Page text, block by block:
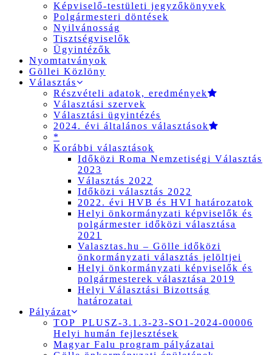
Képviselő-testületi jegyzőkönyvek
Polgármesteri döntések
Nyilvánosság
Tisztségviselők
Ügyintézők
Nyomtatványok
Göllei Közlöny
Választás
Részvételi adatok, eredmények
Választási szervek
Választási ügyintézés
2024. évi általános választások
*
Korábbi választások
Időközi Roma Nemzetiségi Választás
2023
Választás 2022
Időközi választás 2022
2022. évi HVB és HVI határozatok
Helyi önkormányzati képviselők és
polgármester időközi választása
2021
Valasztas.hu – Gölle időközi
önkormányzati választás jelöltjei
Helyi önkormányzati képviselők és
polgármesterek választása 2019
Helyi Választási Bizottság
határozatai
Pályázat
TOP_PLUSZ-3.1.3-23-SO1-2024-00006
Helyi humán fejlesztések
Magyar Falu program pályázatai